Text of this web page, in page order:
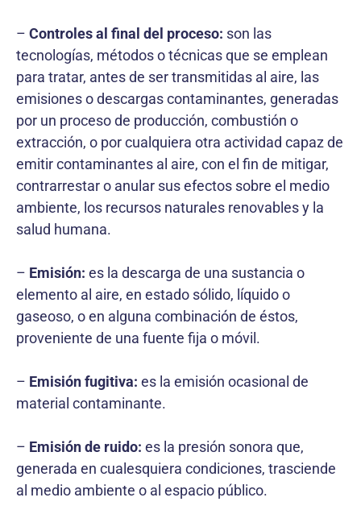
– Controles al final del proceso: son las
tecnologías, métodos o técnicas que se emplean
para tratar, antes de ser transmitidas al aire, las
emisiones o descargas contaminantes, generadas
por un proceso de producción, combustión o
extracción, o por cualquiera otra actividad capaz de
emitir contaminantes al aire, con el fin de mitigar,
contrarrestar o anular sus efectos sobre el medio
ambiente, los recursos naturales renovables y la
salud humana.
– Emisión: es la descarga de una sustancia o
elemento al aire, en estado sólido, líquido o
gaseoso, o en alguna combinación de éstos,
proveniente de una fuente fija o móvil.
– Emisión fugitiva: es la emisión ocasional de
material contaminante.
– Emisión de ruido: es la presión sonora que,
generada en cualesquiera condiciones, trasciende
al medio ambiente o al espacio público.